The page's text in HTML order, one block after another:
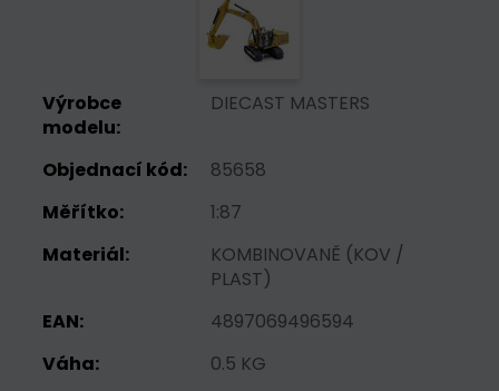
Výrobce
modelu:
DIECAST MASTERS
Objednací kód:
85658
Měřítko:
1:87
Materiál:
KOMBINOVANĚ (KOV /
PLAST)
EAN:
4897069496594
Váha:
0.5 KG